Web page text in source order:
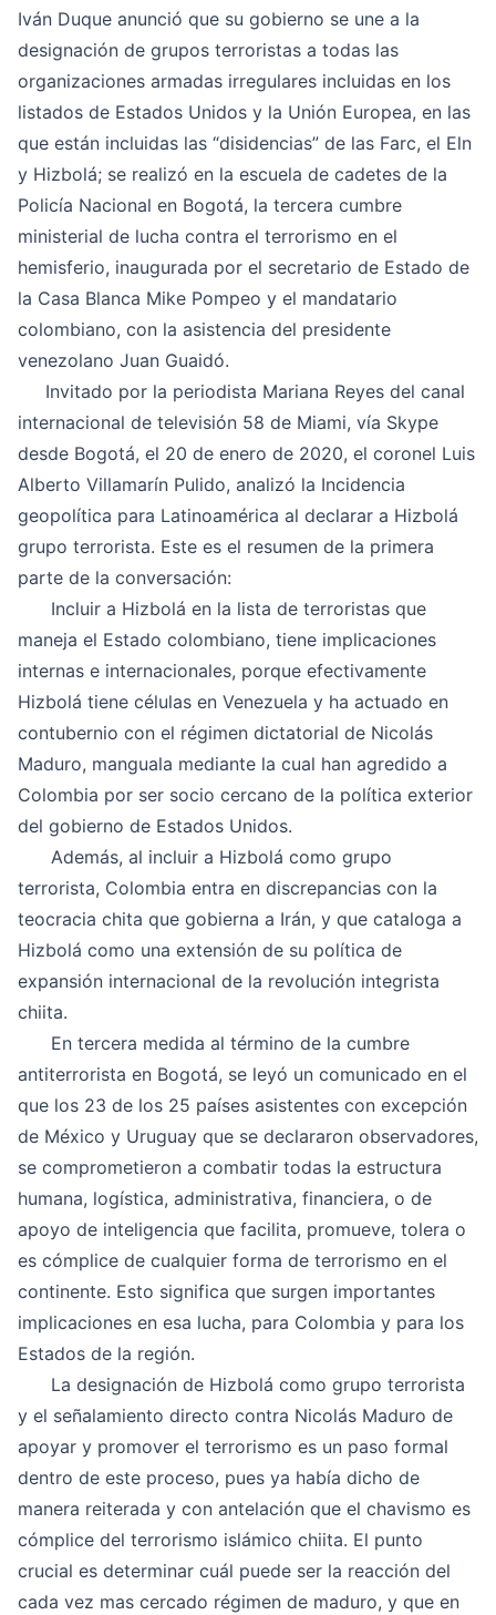
Iván Duque anunció que su gobierno se une a la
designación de grupos terroristas a todas las
organizaciones armadas irregulares incluidas en los
listados de Estados Unidos y la Unión Europea, en las
que están incluidas las “disidencias” de las Farc, el Eln
y Hizbolá; se realizó en la escuela de cadetes de la
Policía Nacional en Bogotá, la tercera cumbre
ministerial de lucha contra el terrorismo en el
hemisferio, inaugurada por el secretario de Estado de
la Casa Blanca Mike Pompeo y el mandatario
colombiano, con la asistencia del presidente
venezolano Juan Guaidó.
Invitado por la periodista Mariana Reyes del canal
internacional de televisión 58 de Miami, vía Skype
desde Bogotá, el 20 de enero de 2020, el coronel Luis
Alberto Villamarín Pulido, analizó la Incidencia
geopolítica para Latinoamérica al declarar a Hizbolá
grupo terrorista. Este es el resumen de la primera
parte de la conversación:
Incluir a Hizbolá en la lista de terroristas que
maneja el Estado colombiano, tiene implicaciones
internas e internacionales, porque efectivamente
Hizbolá tiene células en Venezuela y ha actuado en
contubernio con el régimen dictatorial de Nicolás
Maduro, manguala mediante la cual han agredido a
Colombia por ser socio cercano de la política exterior
del gobierno de Estados Unidos.
Además, al incluir a Hizbolá como grupo
terrorista, Colombia entra en discrepancias con la
teocracia chita que gobierna a Irán, y que cataloga a
Hizbolá como una extensión de su política de
expansión internacional de la revolución integrista
chiita.
En tercera medida al término de la cumbre
antiterrorista en Bogotá, se leyó un comunicado en el
que los 23 de los 25 países asistentes con excepción
de México y Uruguay que se declararon observadores,
se comprometieron a combatir todas la estructura
humana, logística, administrativa, financiera, o de
apoyo de inteligencia que facilita, promueve, tolera o
es cómplice de cualquier forma de terrorismo en el
continente. Esto significa que surgen importantes
implicaciones en esa lucha, para Colombia y para los
Estados de la región.
La designación de Hizbolá como grupo terrorista
y el señalamiento directo contra Nicolás Maduro de
apoyar y promover el terrorismo es un paso formal
dentro de este proceso, pues ya había dicho de
manera reiterada y con antelación que el chavismo es
cómplice del terrorismo islámico chiita. El punto
crucial es determinar cuál puede ser la reacción del
cada vez mas cercado régimen de maduro, y que en